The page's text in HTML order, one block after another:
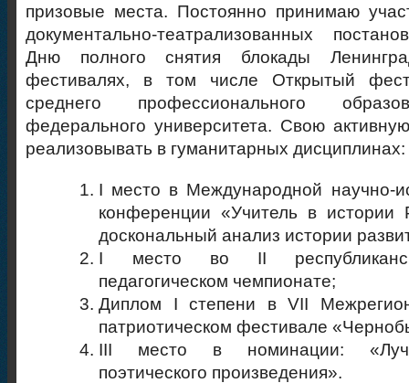
призовые места. Постоянно принимаю
документально-театрализованных
Дню полного снятия блокады
фестивалях, в том числе Открытый
среднего профессионального
федерального университета. Свою
реализовывать в гуманитарных дисциплинах:
I место в Международной научно-
конференции «Учитель в истории
доскональный анализ истории
I место во II
педагогическом чемпионате;
Диплом I степени в VII
патриотическом фестивале
III место в номинации:
поэтического произведения».